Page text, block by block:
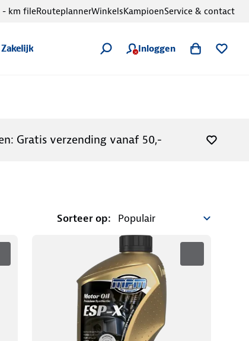
Zakelijk Inloggen
- km fileRouteplannerWinkelsKampioenService & contact
Gratis verzending vanaf 50,-
Sorteer op: